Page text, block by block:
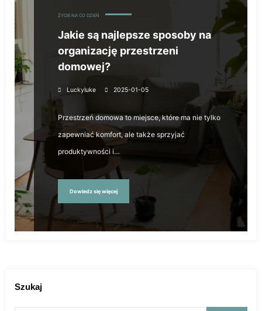
ŻYCIE NA CO DZIEŃ
Jakie są najlepsze sposoby na
organizację przestrzeni
domowej?
Luckyluke 2025-01-05
Przestrzeń domowa to miejsce, które ma nie tylko
zapewniać komfort, ale także sprzyjać
produktywności i…
Dowiedz się więcej
Szukaj